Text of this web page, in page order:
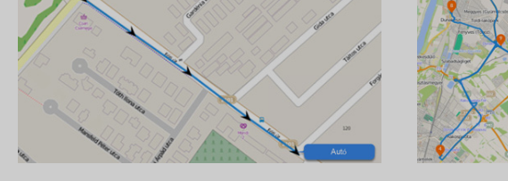
(εάν η λειτουργία είναι ενεργοποιημένη)